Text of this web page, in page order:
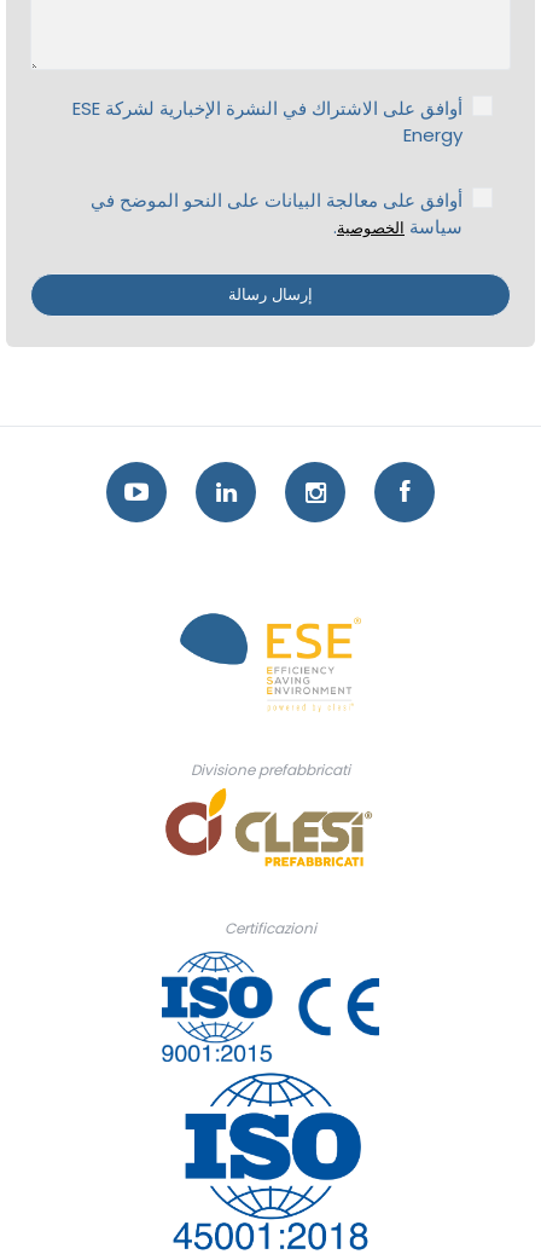
أوافق على الاشتراك في النشرة الإخبارية لشركة ESE
Energy
أوافق على معالجة البيانات على النحو الموضح في
سياسة الخصوصية.
Divisione prefabbricati
Certificazioni